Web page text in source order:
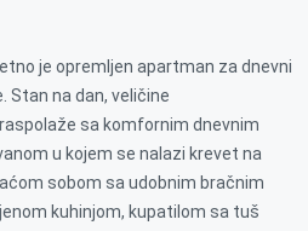
je opremljen apartman za dnevni
Stan na dan, veličine
sa komfornim dnevnim
u kojem se nalazi krevet na
sobom sa udobnim bračnim
kuhinjom, kupatilom sa tuš